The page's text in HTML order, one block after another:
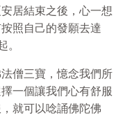
居結束之後，心一想
照自己的發願去達
。
僧三寶，憶念我們所
一個讓我們心有舒服
就可以唸誦佛陀佛